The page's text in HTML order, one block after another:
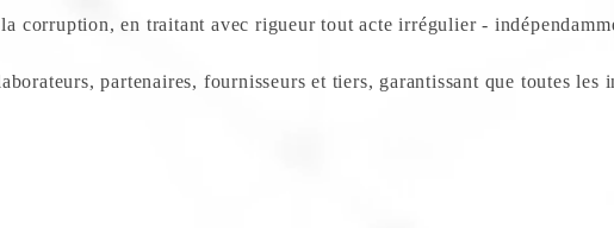
corruption, en traitant avec rigueur tout acte irrégulier -
partenaires, fournisseurs et tiers, garantissant que toutes les